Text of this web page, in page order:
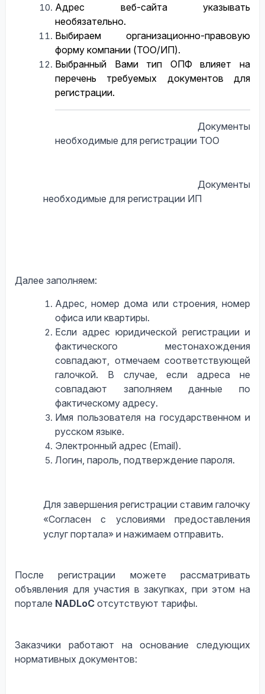
Адрес веб-сайта указывать
необязательно.
Выбираем организационно-правовую
форму компании (ТОО/ИП).
Выбранный Вами тип ОПФ влияет на
перечень требуемых документов для
регистрации.
Документы
необходимые для регистрации ТОО
Документы
необходимые для регистрации ИП
Далее заполняем:
Адрес, номер дома или строения, номер
офиса или квартиры.
Если адрес юридической регистрации и
фактического местонахождения
совпадают, отмечаем соответствующей
галочкой. В случае, если адреса не
совпадают заполняем данные по
фактическому адресу.
Имя пользователя на государственном и
русском языке.
Электронный адрес (Email).
Логин, пароль, подтверждение пароля.
Для завершения регистрации ставим галочку
«Согласен с условиями предоставления
услуг портала» и нажимаем отправить.
После регистрации можете рассматривать
объявления для участия в закупках, при этом на
портале NADLoC отсутствуют тарифы.
Заказчики работают на основание следующих
нормативных документов: